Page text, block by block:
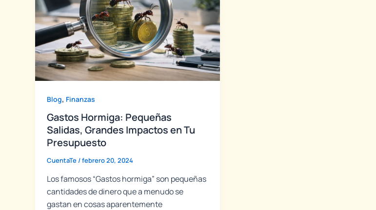
Blog, Finanzas
Gastos Hormiga: Pequeñas
Salidas, Grandes Impactos en Tu
Presupuesto
CuentaTe /febrero 20, 2024
Los famosos “Gastos hormiga” son pequeñas
cantidades de dinero que a menudo se
gastan en cosas aparentemente